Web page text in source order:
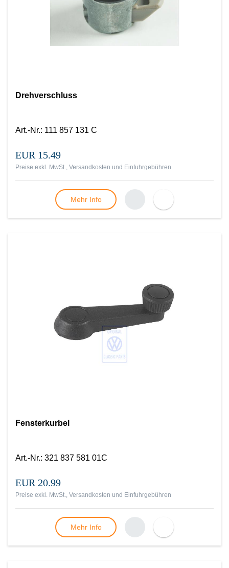
Drehverschluss
Art.-Nr.: 111 857 131 C
EUR 15.49
Preise exkl. MwSt., Versandkosten und Einfuhrgebühren
Mehr Info
Fensterkurbel
Art.-Nr.: 321 837 581 01C
EUR 20.99
Preise exkl. MwSt., Versandkosten und Einfuhrgebühren
Mehr Info